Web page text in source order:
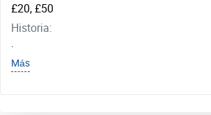
£20, £50
Historia:
.
Más